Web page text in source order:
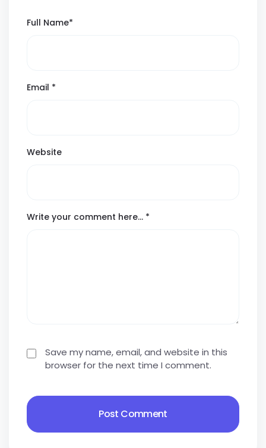
Full Name*
Email *
Website
Write your comment here… *
Save my name, email, and website in this
browser for the next time I comment.